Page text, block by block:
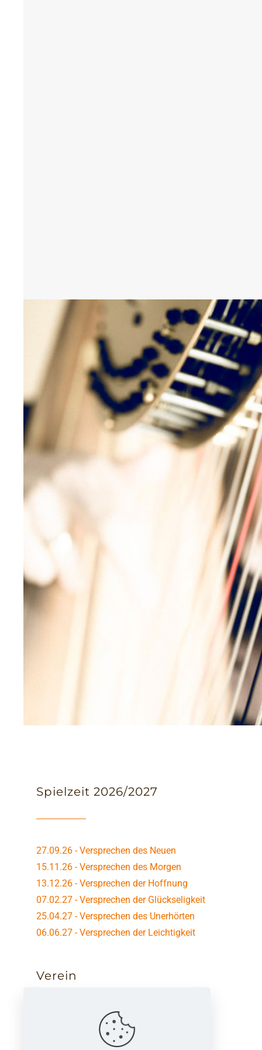
Spielzeit 2026/2027
27.09.26 - Versprechen des Neuen
15.11.26 - Versprechen des Morgen
13.12.26 - Versprechen der Hoffnung
07.02.27 - Versprechen der Glückseligkeit
25.04.27 - Versprechen des Unerhörten
06.06.27 - Versprechen der Leichtigkeit
Verein
Meisterwerke - Meisterinterpreten e.V.